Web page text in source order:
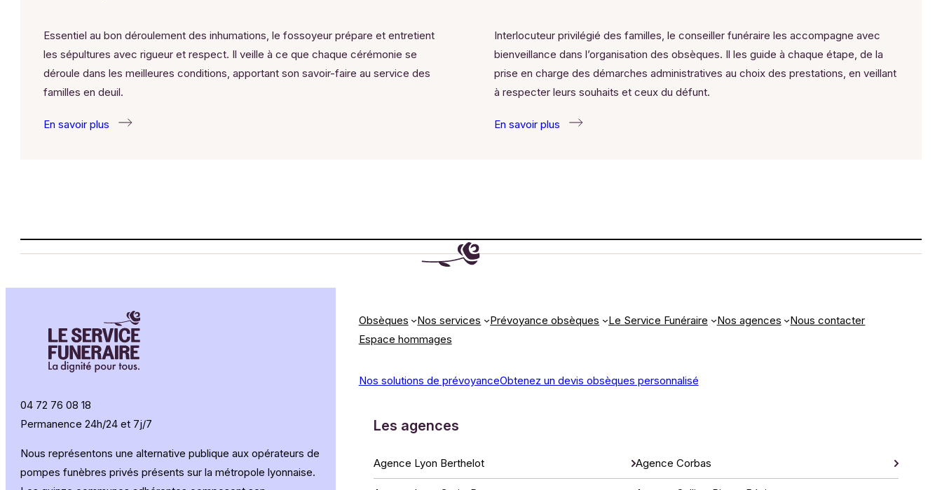
Essentiel au bon déroulement des inhumations, le fossoyeur prépare et entretient
les sépultures avec rigueur et respect. Il veille à ce que chaque cérémonie se
déroule dans les meilleures conditions, apportant son savoir-faire au service des
familles en deuil.
En savoir plus
Interlocuteur privilégié des familles, le conseiller funéraire les accompagne avec
bienveillance dans l’organisation des obsèques. Il les guide à chaque étape, de la
prise en charge des démarches administratives au choix des prestations, en veillant
à respecter leurs souhaits et ceux du défunt.
En savoir plus
04 72 76 08 18
Permanence 24h/24 et 7j/7
Nous représentons une alternative publique aux opérateurs de
pompes funèbres privés présents sur la métropole lyonnaise.
Obsèques Nos services Prévoyance obsèques Le Service Funéraire Nos agences
Nous contacter
Espace hommages
Nos solutions de prévoyanceObtenez un devis obsèques personnalisé
Les agences
Agence Lyon Berthelot Agence Corbas